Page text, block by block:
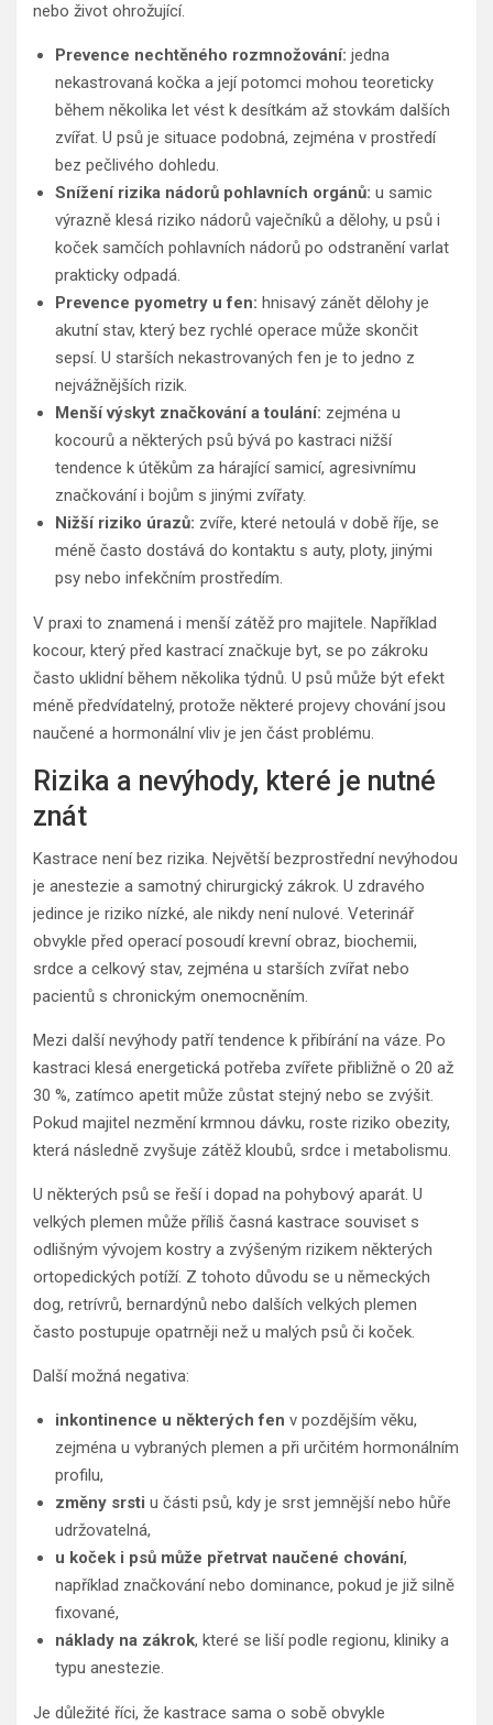
nebo život ohrožující.
Prevence nechtěného rozmnožování: jedna
nekastrovaná kočka a její potomci mohou teoreticky
během několika let vést k desítkám až stovkám dalších
zvířat. U psů je situace podobná, zejména v prostředí
bez pečlivého dohledu.
Snížení rizika nádorů pohlavních orgánů: u samic
výrazně klesá riziko nádorů vaječníků a dělohy, u psů i
koček samčích pohlavních nádorů po odstranění varlat
prakticky odpadá.
Prevence pyometry u fen: hnisavý zánět dělohy je
akutní stav, který bez rychlé operace může skončit
sepsí. U starších nekastrovaných fen je to jedno z
nejvážnějších rizik.
Menší výskyt značkování a toulání: zejména u
kocourů a některých psů bývá po kastraci nižší
tendence k útěkům za hárající samicí, agresivnímu
značkování i bojům s jinými zvířaty.
Nižší riziko úrazů: zvíře, které netoulá v době říje, se
méně často dostává do kontaktu s auty, ploty, jinými
psy nebo infekčním prostředím.
V praxi to znamená i menší zátěž pro majitele. Například
kocour, který před kastrací značkuje byt, se po zákroku
často uklidní během několika týdnů. U psů může být efekt
méně předvídatelný, protože některé projevy chování jsou
naučené a hormonální vliv je jen část problému.
Rizika a nevýhody, které je nutné
znát
Kastrace není bez rizika. Největší bezprostřední nevýhodou
je anestezie a samotný chirurgický zákrok. U zdravého
jedince je riziko nízké, ale nikdy není nulové. Veterinář
obvykle před operací posoudí krevní obraz, biochemii,
srdce a celkový stav, zejména u starších zvířat nebo
pacientů s chronickým onemocněním.
Mezi další nevýhody patří tendence k přibírání na váze. Po
kastraci klesá energetická potřeba zvířete přibližně o 20 až
30 %, zatímco apetit může zůstat stejný nebo se zvýšit.
Pokud majitel nezmění krmnou dávku, roste riziko obezity,
která následně zvyšuje zátěž kloubů, srdce i metabolismu.
U některých psů se řeší i dopad na pohybový aparát. U
velkých plemen může příliš časná kastrace souviset s
odlišným vývojem kostry a zvýšeným rizikem některých
ortopedických potíží. Z tohoto důvodu se u německých
dog, retrívrů, bernardýnů nebo dalších velkých plemen
často postupuje opatrněji než u malých psů či koček.
Další možná negativa:
inkontinence u některých fen v pozdějším věku,
zejména u vybraných plemen a při určitém hormonálním
profilu,
změny srsti u části psů, kdy je srst jemnější nebo hůře
udržovatelná,
u koček i psů může přetrvat naučené chování,
například značkování nebo dominance, pokud je již silně
fixované,
náklady na zákrok, které se liší podle regionu, kliniky a
typu anestezie.
Je důležité říci, že kastrace sama o sobě obvykle